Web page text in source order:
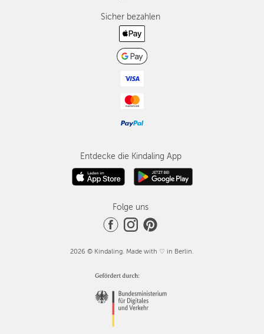
Sicher bezahlen
Entdecke die Kindaling App
Folge uns
2026 © Kindaling. Made with ♡ in Berlin.